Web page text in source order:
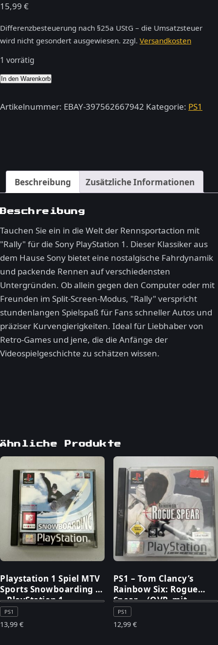
15,99 €
Differenzbesteuerung nach §25a UStG – die Umsatzsteuer
wird nicht gesondert ausgewiesen. zzgl. Versandkosten
1 vorrätig
Rally
–
In den Warenkorb
Artikelnummer: EBAY-397562667942 Kategorie: PS1
Beschreibung Zusätzliche Informationen
Beschreibung
Tauchen Sie ein in die Welt der Rennsportaction mit
"Rally" für die Sony PlayStation 1. Dieser Klassiker aus
dem Hause Sony bietet eine nostalgische Fahrdynamik
und packende Rennen auf verschiedensten
Untergründen. Ob allein gegen den Computer oder mit
Freunden im Split-Screen-Modus, "Rally" verspricht
stundenlangen Spielspaß für Fans schneller Autos und
präziser Kurvengierigkeiten. Ideal für Liebhaber von
Retro-Games und jene, die die Anfänge der
Videospielgeschichte zu schätzen wissen.
Ähnliche Produkte
Playstation 1 Spiel MTV
Sports Snowboarding in
– PlayStation 1
PS1
13,99 €
PS1 – Tom Clancy’s
Rainbow Six: Rogue
Spear – (OVP, mit
Anleitung) – PlayStation
1
PS1
12,99 €